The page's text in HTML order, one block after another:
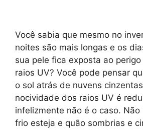
Você sabia que mesmo no
noites são mais longas e os
sua pele fica exposta ao
raios UV? Você pode pensar
o sol atrás de nuvens
nocividade dos raios UV é
infelizmente não é o caso.
frio esteja e quão sombrias e